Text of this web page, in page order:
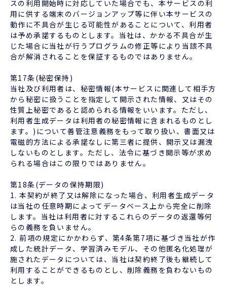
スの利用開始時に対応していた場合でも、本サービスの利
用に供する端末のバージョンアップ等に伴い本サービスの
動作に不具合が生じる可能性があることについて、利用者
は予め承諾するものとします。当社は、かかる不具合が生
じた場合に当社が行うプログラムの修正等により当該不具
合が解消されることを保証するものではありません。
第17条(秘密保持)
当社及び利用者は、秘密情報(本サービスに関連して相手方
から秘密に扱うことを指定して開示された情報、又はその
性質上秘密であると認められる情報をいいます。ただし、
利用者生成データは利用者の秘密情報に含まれるものとし
ます。)について善管注意義務をもって取り扱い、書面又は
電磁的方法による承諾なしに第三者に提供、開示又は漏洩
しないものとします。ただし、法令に基づき開示等が求め
られる場合はこの限りではありません。
第18条(データの保持期限)
1. 本契約が終了又は解除になった場合、利用者生成データ
は当社の任意時期によってデータベース上から完全に削除
します。当社は利用者に対するこれらのデータの返還等何
らの義務を負いません。
2. 前項の規定にかかわらず、第4条第7項に基づき当社が作
成した統計データ、学習済みモデル、その他匿名化処理が
施されたデータについては、当社は契約終了後も継続して
利用することができるものとし、削除義務を負わないもの
とします。